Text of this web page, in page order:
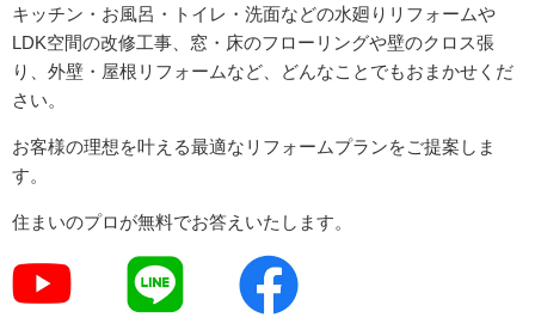
キッチン・お風呂・トイレ・洗面などの水廻りリフォームや
LDK空間の改修工事、窓・床のフローリングや壁のクロス張
り、外壁・屋根リフォームなど、どんなことでもおまかせくだ
さい。
お客様の理想を叶える最適なリフォームプランをご提案しま
す。
住まいのプロが無料でお答えいたします。